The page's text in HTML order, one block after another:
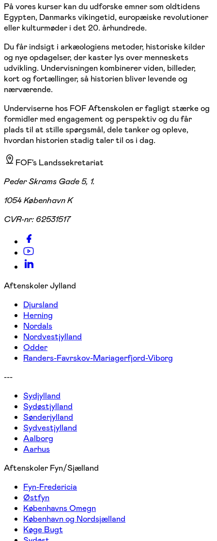
På vores kurser kan du udforske emner som oldtidens
Egypten, Danmarks vikingetid, europæiske revolutioner
eller kulturmøder i det 20. århundrede.
Du får indsigt i arkæologiens metoder, historiske kilder
og nye opdagelser, der kaster lys over menneskets
udvikling. Undervisningen kombinerer viden, billeder,
kort og fortællinger, så historien bliver levende og
nærværende.
Underviserne hos FOF Aftenskolen er fagligt stærke og
formidler med engagement og perspektiv og du får
plads til at stille spørgsmål, dele tanker og opleve,
hvordan historien stadig taler til os i dag.
FOF's Landssekretariat
Peder Skrams Gade 5, 1.
1054 København K
CVR-nr: 62531517
Aftenskoler Jylland
Djursland
Herning
Nordals
Nordvestjylland
Odder
Randers-Favrskov-Mariagerfjord-Viborg
---
Sydjylland
Sydøstjylland
Sønderjylland
Sydvestjylland
Aalborg
Aarhus
Aftenskoler Fyn/Sjælland
Fyn-Fredericia
Østfyn
Københavns Omegn
København og Nordsjælland
Køge Bugt